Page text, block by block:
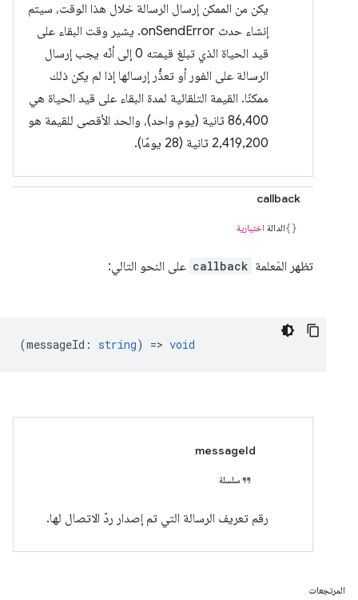
يكن من الممكن إرسال الرسالة خلال هذا الوقت، سيتم
إنشاء حدث onSendError. يشير وقت البقاء على
قيد الحياة الذي تبلغ قيمته 0 إلى أنّه يجب إرسال
الرسالة على الفور أو تعذُّر إرسالها إذا لم يكن ذلك
ممكنًا. القيمة التلقائية لمدة البقاء على قيد الحياة هي
86,400 ثانية (يوم واحد)، والحد الأقصى للقيمة هو
2,419,200 ثانية (28 يومًا).
callback
الدالة اختيارية
تظهر المَعلمة callback على النحو التالي:
(messageId : string) => void
messageId
سلسلة
رقم تعريف الرسالة التي تم إصدار ردّ الاتصال لها.
المرتجعات